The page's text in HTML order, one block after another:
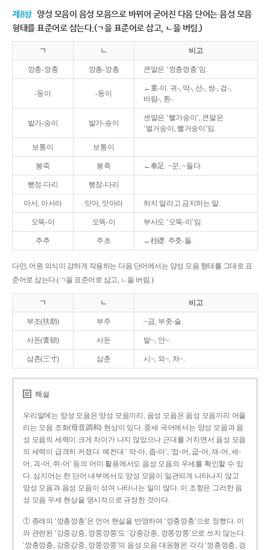
제8항 양성 모음이 음성 모음으로 바뀌어 굳어진 다음 단어는 음성 모음
형태를 표준어로 삼는다.(ㄱ을 표준어로 삼고, ㄴ을 버림.)
ㄱ ㄴ 비고
깡충-깡충 깡총-깡총 큰말은 ‘껑충껑충’임.
-둥이 -동이
←童-이. 귀-, 막-, 선-, 쌍-, 검-,
바람-, 흰-.
발가-숭이 발가-송이
센말은 ‘빨가숭이’, 큰말은
‘벌거숭이, 뻘거숭이’임.
보퉁이 보통이
봉죽 봉족 ←奉足. ~꾼, ~들다.
뻗정-다리 뻗장-다리
아서, 아서라 앗아, 앗아라 하지 말라고 금지하는 말.
오뚝-이 오똑-이 부사도 ‘오뚝-이’임.
주추 주초 ←柱礎. 주춧-돌.
다만, 어원 의식이 강하게 작용하는 다음 단어에서는 양성 모음 형태를 그대로 표
준어로 삼는다.(ㄱ을 표준어로 삼고, ㄴ을 버림.)
ㄱ ㄴ 비고
부조(扶助) 부주 ~금, 부좃-술.
사돈(査頓) 사둔 밭~, 안~.
삼촌(三寸) 삼춘 시~, 외~, 처~.
해설
우리말에는 양성 모음은 양성 모음끼리, 음성 모음은 음성 모음끼리 어울
리는 모음 조화(母音調和) 현상이 있다. 중세 국어에서는 양성 모음과 음
성 모음의 세력이 크게 차이가 나지 않았으나 근대를 거치면서 음성 모음
의 세력이 급격히 커졌다. 예컨대 ‘ 막-아, 좁-아’, ‘접-어, 굽-어, 재-어, 세-
어, 괴-어, 쥐-어’ 등의 어미 활용에서도 음성 모음의 우세를 확인할 수 있
다. 심지어는 한 단어 내부에서도 양성 모음이 일관되게 나타나지 않고
양성 모음과 음성 모음이 섞여 나타나는 일이 많다. 이 조항은 그러한 음
성 모음 우세 현상을 명시적으로 규정한 것이다.
① 종래의 ‘깡총깡총’은 언어 현실을 반영하여 ‘깡충깡충’으로 정했다. 이
와 관련된 ‘강중강중, 깡쭝깡쭝’도 ‘강종강종, 깡쫑깡쫑’으로 쓰지 않는다.
‘깡충깡충, 강중강중, 깡쭝깡쭝’의 음성 모음 대응형은 각각 ‘껑충껑충, 겅